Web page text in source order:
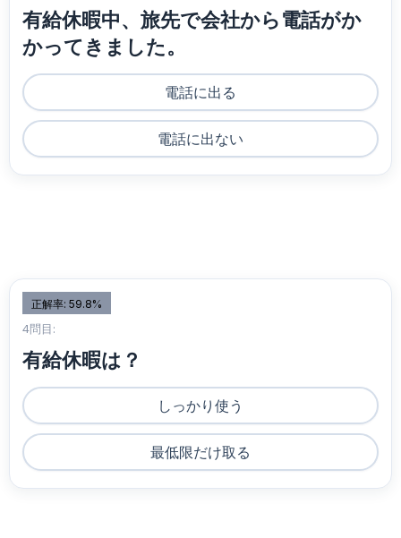
有給休暇中、旅先で会社から電話がか
かってきました。
電話に出る
電話に出ない
正解率: 59.8%
4問目:
有給休暇は？
しっかり使う
最低限だけ取る